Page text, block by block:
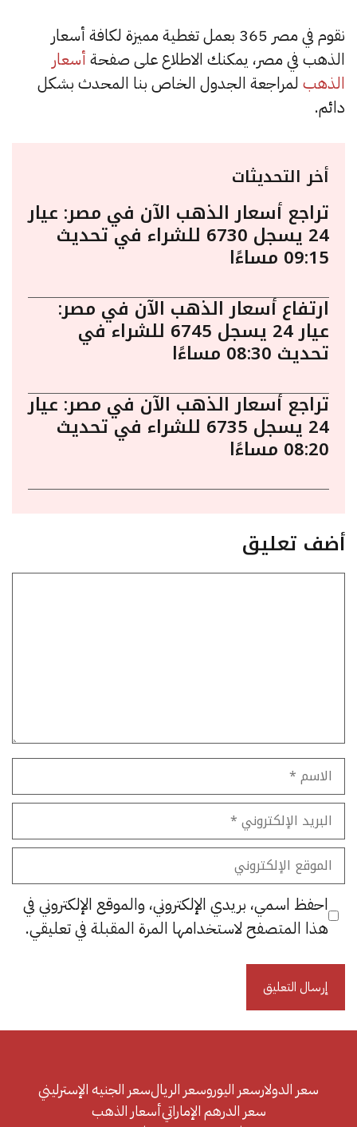
نقوم في مصر 365 بعمل تغطية مميزة لكافة أسعار
الذهب في مصر، يمكنك الاطلاع على صفحة أسعار
الذهب لمراجعة الجدول الخاص بنا المحدث بشكل
دائم.
أخر التحديثات
تراجع أسعار الذهب الآن في مصر: عيار
24 يسجل 6730 للشراء في تحديث
09:15 مساءًا
ارتفاع أسعار الذهب الآن في مصر:
عيار 24 يسجل 6745 للشراء في
تحديث 08:30 مساءًا
تراجع أسعار الذهب الآن في مصر: عيار
24 يسجل 6735 للشراء في تحديث
08:20 مساءًا
أضف تعليق
الاسم
البريد
الإلكتروني
الموقع
الإلكتروني
احفظ اسمي، بريدي الإلكتروني، والموقع الإلكتروني في
هذا المتصفح لاستخدامها المرة المقبلة في تعليقي.
سعر الدولارسعر اليوروسعر الريالسعر الجنيه الإسترليني
سعر الدرهم الإماراتيأسعار الذهب